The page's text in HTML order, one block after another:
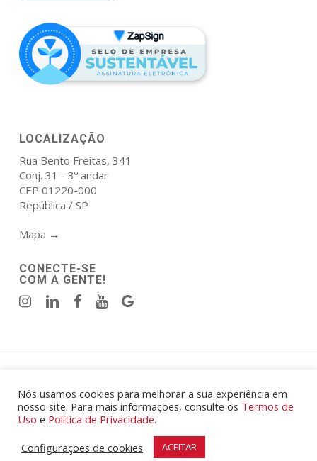
LOCALIZAÇÃO
Rua Bento Freitas, 341
Conj. 31 - 3º andar
CEP 01220-000
República / SP
Mapa →
CONECTE-SE
COM A GENTE!
© 2026 Atala Elmor Engenharia e Construcoes Eireli - CNPJ:
00.567.425/0001-87.
Todos os Direitos Reservados.
Marcel Arduin Design
Nós usamos cookies para melhorar a sua experiência em
nosso site. Para mais informações, consulte os Termos de
Uso e Política de Privacidade.
Configurações de cookies
ACEITAR